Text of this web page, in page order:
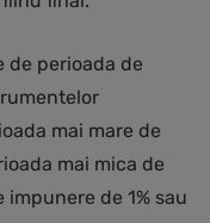
de perioada de
mai mare de
mai mica de
de 1% sau